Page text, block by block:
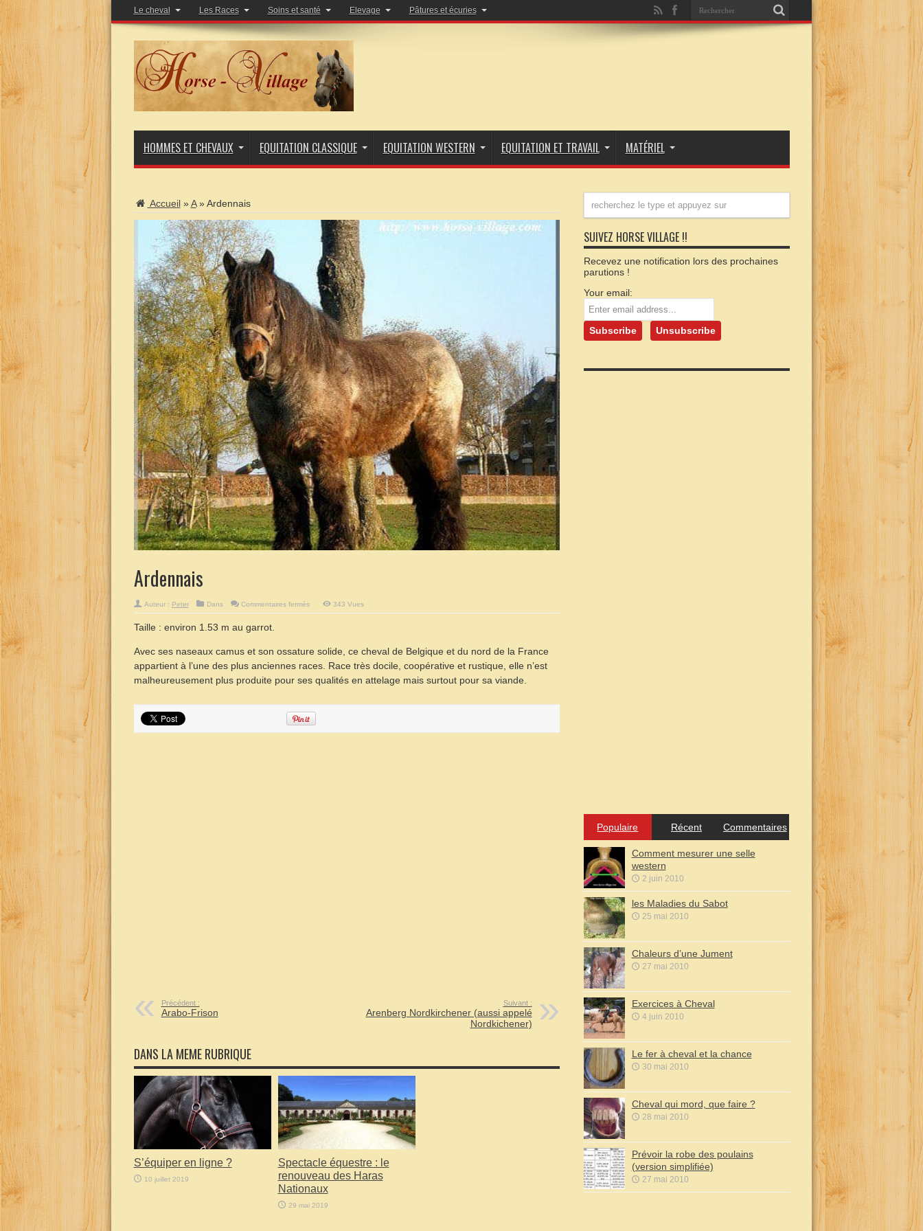
Le cheval Les Races Soins et santé Elevage Pâtures et écuries
HOMMES ET CHEVAUX EQUITATION CLASSIQUE EQUITATION WESTERN EQUITATION ET TRAVAIL MATÉRIEL
Accueil » A » Ardennais
Ardennais
Auteur : Peter Dans Commentaires ferméssur
Ardennais
343 Vues
Taille : environ 1.53 m au garrot.
Avec ses naseaux camus et son ossature solide, ce cheval de Belgique et du nord de la France
appartient à l’une des plus anciennes races. Race très docile, coopérative et rustique, elle n’est
malheureusement plus produite pour ses qualités en attelage mais surtout pour sa viande.
Précédent :
Arabo-Frison
Suivant :
Arenberg Nordkirchener (aussi appelé
Nordkichener)
DANS LA MEME RUBRIQUE
S’équiper en ligne ?
10 juillet 2019
Spectacle équestre : le
renouveau des Haras
Nationaux
29 mai 2019
SUIVEZ HORSE VILLAGE !!
Recevez une notification lors des prochaines
parutions !
Your email:
Populaire Récent Commentaires
Comment mesurer une selle
western
2 juin 2010
les Maladies du Sabot
25 mai 2010
Chaleurs d’une Jument
27 mai 2010
Exercices à Cheval
4 juin 2010
Le fer à cheval et la chance
30 mai 2010
Cheval qui mord, que faire ?
28 mai 2010
Prévoir la robe des poulains
(version simplifiée)
27 mai 2010